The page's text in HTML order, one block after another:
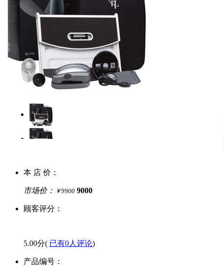
本 店 价：
市场价： ￥9900 9000
顾客评分：
5.00分( 已有0人评论)
产品编号：